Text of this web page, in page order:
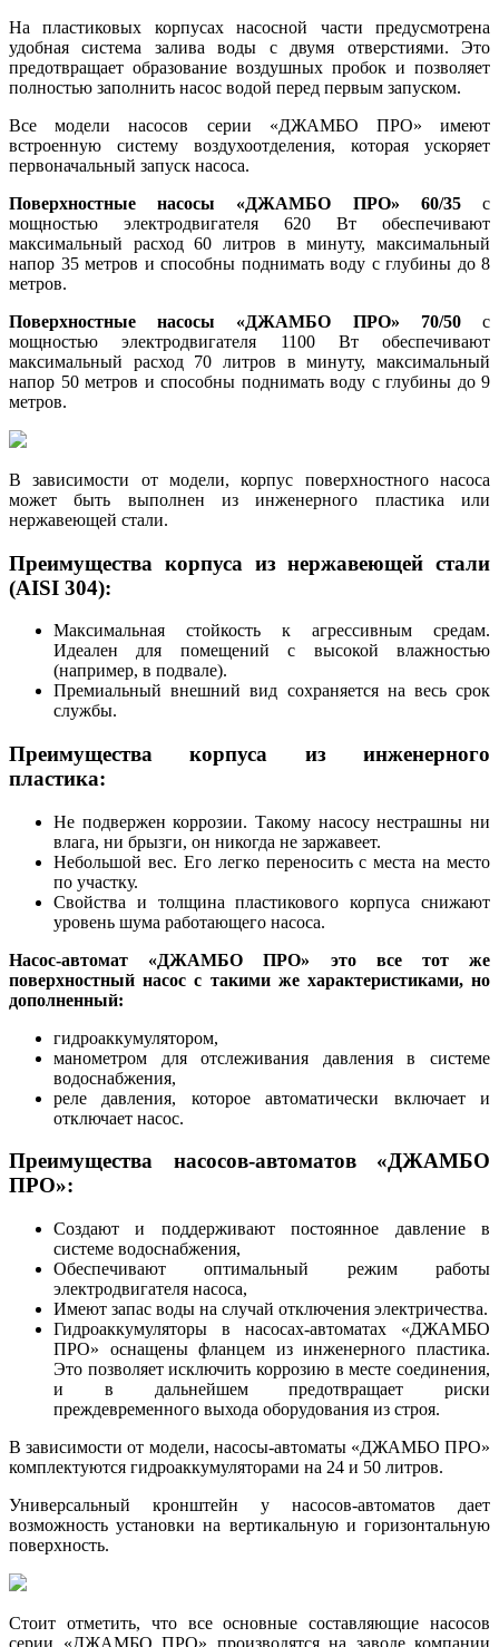
На пластиковых корпусах насосной части предусмотрена
удобная система залива воды с двумя отверстиями. Это
предотвращает образование воздушных пробок и позволяет
полностью заполнить насос водой перед первым запуском.
Все модели насосов серии «ДЖАМБО ПРО» имеют
встроенную систему воздухоотделения, которая ускоряет
первоначальный запуск насоса.
Поверхностные насосы «ДЖАМБО ПРО» 60/35с
мощностью электродвигателя 620 Вт обеспечивают
максимальный расход 60 литров в минуту, максимальный
напор 35 метров и способны поднимать воду с глубины до 8
метров.
Поверхностные насосы «ДЖАМБО ПРО» 70/50с
мощностью электродвигателя 1100 Вт обеспечивают
максимальный расход 70 литров в минуту, максимальный
напор 50 метров и способны поднимать воду с глубины до 9
метров.
В зависимости от модели, корпус поверхностного насоса
может быть выполнен из инженерного пластика или
нержавеющей стали.
Преимущества корпуса из нержавеющей стали
(AISI 304):
Максимальная стойкость к агрессивным средам.
Идеален для помещений с высокой влажностью
(например, в подвале).
Премиальный внешний вид сохраняется на весь срок
службы.
Преимущества корпуса из инженерного
пластика:
Не подвержен коррозии. Такому насосу нестрашны ни
влага, ни брызги, он никогда не заржавеет.
Небольшой вес. Его легко переносить с места на место
по участку.
Свойства и толщина пластикового корпуса снижают
уровень шума работающего насоса.
Насос-автомат «ДЖАМБО ПРО» это все тот же
поверхностный насос с такими же характеристиками, но
дополненный:
гидроаккумулятором,
манометром для отслеживания давления в системе
водоснабжения,
реле давления, которое автоматически включает и
отключает насос.
Преимущества насосов-автоматов «ДЖАМБО
ПРО»:
Создают и поддерживают постоянное давление в
системе водоснабжения,
Обеспечивают оптимальный режим работы
электродвигателя насоса,
Имеют запас воды на случай отключения электричества.
Гидроаккумуляторы в насосах-автоматах «ДЖАМБО
ПРО» оснащены фланцем из инженерного пластика.
Это позволяет исключить коррозию в месте соединения,
и в дальнейшем предотвращает риски
преждевременного выхода оборудования из строя.
В зависимости от модели, насосы-автоматы «ДЖАМБО ПРО»
комплектуются гидроаккумуляторами на 24 и 50 литров.
Универсальный кронштейн у насосов-автоматов дает
возможность установки на вертикальную и горизонтальную
поверхность.
Стоит отметить, что все основные составляющие насосов